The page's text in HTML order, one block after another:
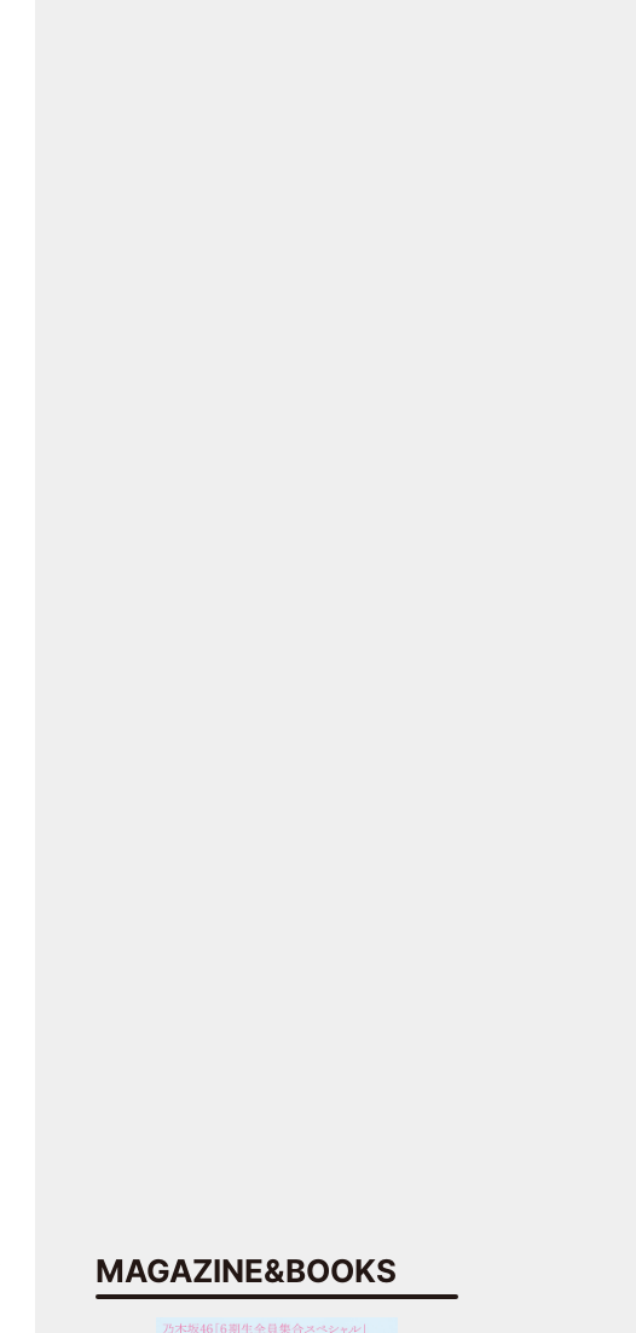
MAGAZINE&BOOKS